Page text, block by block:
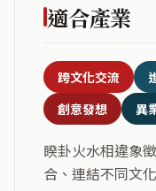
適合產業
跨文化交流
創意發想
異
睽卦火水相違象
合、連結不同文